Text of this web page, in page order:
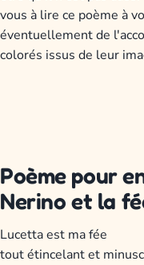
vous à lire ce poème à
éventuellement de
colorés issus de leur
Poème pour
Nerino et la
Lucetta est ma fée
tout étincelant et